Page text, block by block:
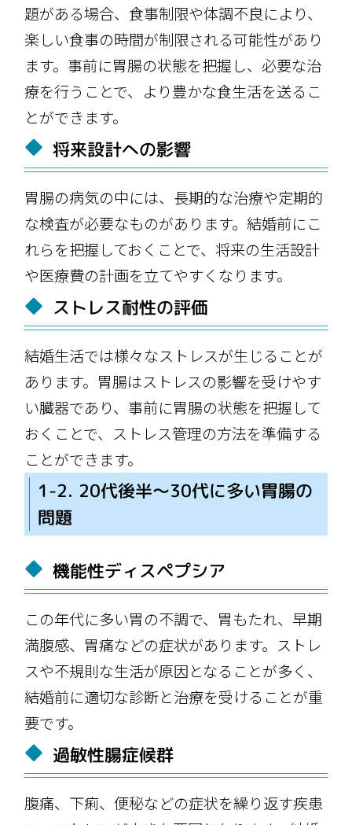
題がある場合、食事制限や体調不良により、
楽しい食事の時間が制限される可能性があり
ます。事前に胃腸の状態を把握し、必要な治
療を行うことで、より豊かな食生活を送るこ
とができます。
将来設計への影響
胃腸の病気の中には、長期的な治療や定期的
な検査が必要なものがあります。結婚前にこ
れらを把握しておくことで、将来の生活設計
や医療費の計画を立てやすくなります。
ストレス耐性の評価
結婚生活では様々なストレスが生じることが
あります。胃腸はストレスの影響を受けやす
い臓器であり、事前に胃腸の状態を把握して
おくことで、ストレス管理の方法を準備する
ことができます。
1-2. 20代後半〜30代に多い胃腸の
問題
機能性ディスペプシア
この年代に多い胃の不調で、胃もたれ、早期
満腹感、胃痛などの症状があります。ストレ
スや不規則な生活が原因となることが多く、
結婚前に適切な診断と治療を受けることが重
要です。
過敏性腸症候群
腹痛、下痢、便秘などの症状を繰り返す疾患